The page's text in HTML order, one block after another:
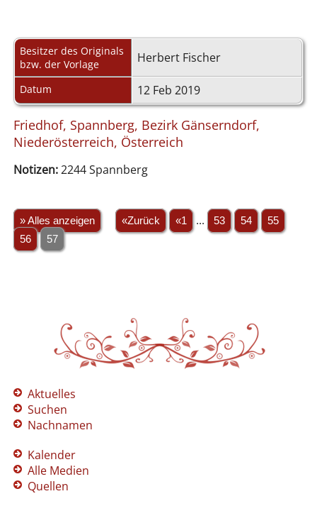
Besitzer des Originals
bzw. der Vorlage
Herbert Fischer
Datum 12 Feb 2019
Friedhof, Spannberg, Bezirk Gänserndorf,
Niederösterreich, Österreich
Notizen:2244 Spannberg
» Alles anzeigen «Zurück «1 ... 53 54
55
56
57
Aktuelles
Suchen
Nachnamen
Kalender
Alle Medien
Quellen